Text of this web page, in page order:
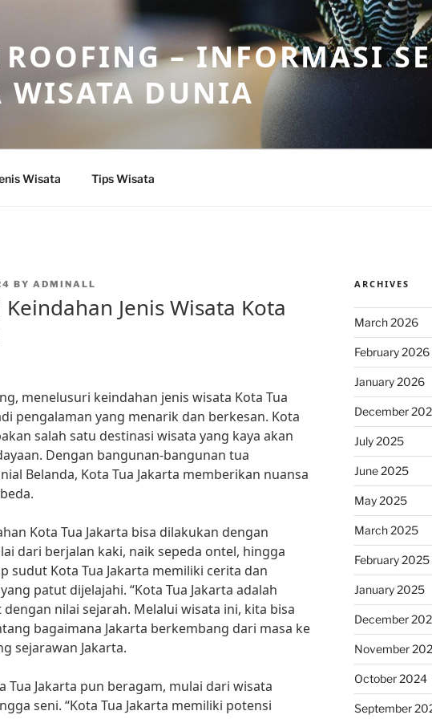
– INFORMASI
WISATA DUNIA
Wisata Tips Wisata
BY ADMINALL
Jenis Wisata Kota
menelusuri keindahan jenis wisata Kota Tua
pengalaman yang menarik dan berkesan. Kota
salah satu destinasi wisata yang kaya akan
Dengan bangunan-bangunan tua
Belanda, Kota Tua Jakarta memberikan nuansa
Kota Tua Jakarta bisa dilakukan dengan
dari berjalan kaki, naik sepeda ontel, hingga
sudut Kota Tua Jakarta memiliki cerita dan
patut dijelajahi. “Kota Tua Jakarta adalah
nilai sejarah. Melalui wisata ini, kita bisa
bagaimana Jakarta berkembang dari masa ke
sejarawan Jakarta.
Tua Jakarta pun beragam, mulai dari wisata
seni. “Kota Tua Jakarta memiliki potensi
ARCHIVES
March 2026
February 2026
January 2026
December
July 2025
June 2025
May 2025
March 2025
February 2025
January 2025
December
November
October 2024
September